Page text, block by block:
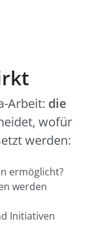
Arbeit: die
wofür
werden:
ermöglicht?
werden
Initiativen